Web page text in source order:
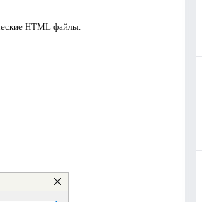
HTML файлы.